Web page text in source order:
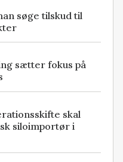
søge tilskud til
sætter fokus på
skal
siloimportør i